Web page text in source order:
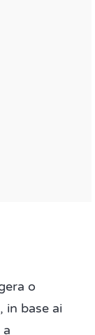
o
in base ai